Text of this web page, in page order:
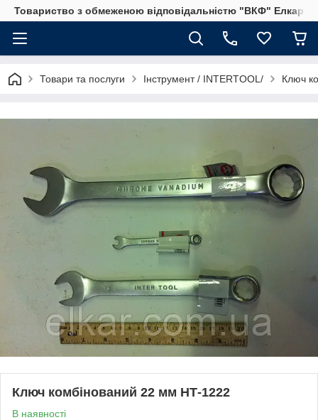
Товариство з обмеженою відповідальністю "ВКФ" Елкар"
Товари та послуги Інструмент / INTERTOOL/ Ключ
Ключ комбінований 22 мм НТ-1222
В наявності